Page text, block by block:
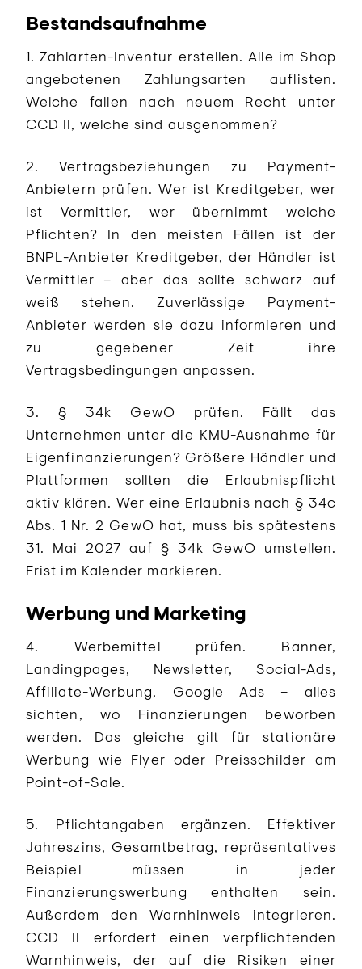
Bestandsaufnahme
1. Zahlarten-Inventur erstellen. Alle im Shop
angebotenen Zahlungsarten auflisten.
Welche fallen nach neuem Recht unter
CCD II, welche sind ausgenommen?
2. Vertragsbeziehungen zu Payment-
Anbietern prüfen. Wer ist Kreditgeber, wer
ist Vermittler, wer übernimmt welche
Pflichten? In den meisten Fällen ist der
BNPL-Anbieter Kreditgeber, der Händler ist
Vermittler – aber das sollte schwarz auf
weiß stehen. Zuverlässige Payment-
Anbieter werden sie dazu informieren und
zu gegebener Zeit ihre
Vertragsbedingungen anpassen.
3. § 34k GewO prüfen. Fällt das
Unternehmen unter die KMU-Ausnahme für
Eigenfinanzierungen? Größere Händler und
Plattformen sollten die Erlaubnispflicht
aktiv klären. Wer eine Erlaubnis nach § 34c
Abs. 1 Nr. 2 GewO hat, muss bis spätestens
31. Mai 2027 auf § 34k GewO umstellen.
Frist im Kalender markieren.
Werbung und Marketing
4. Werbemittel prüfen. Banner,
Landingpages, Newsletter, Social-Ads,
Affiliate-Werbung, Google Ads – alles
sichten, wo Finanzierungen beworben
werden. Das gleiche gilt für stationäre
Werbung wie Flyer oder Preisschilder am
Point-of-Sale.
5. Pflichtangaben ergänzen. Effektiver
Jahreszins, Gesamtbetrag, repräsentatives
Beispiel müssen in jeder
Finanzierungswerbung enthalten sein.
Außerdem den Warnhinweis integrieren.
CCD II erfordert einen verpflichtenden
Warnhinweis, der auf die Risiken einer